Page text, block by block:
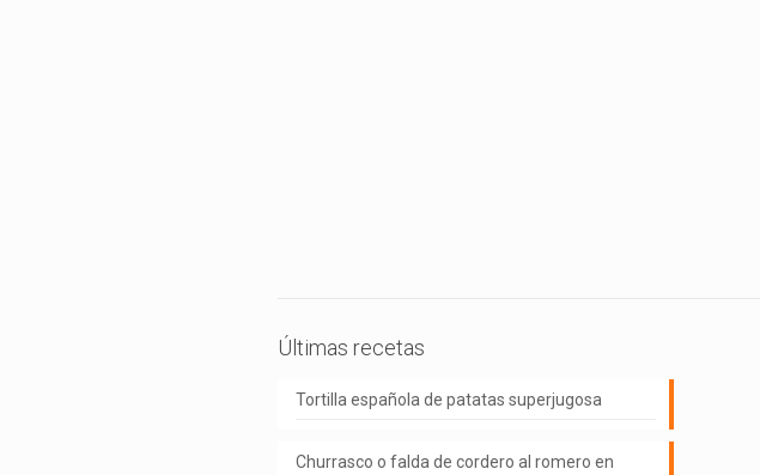
Últimas recetas
Tortilla española de patatas superjugosa
Churrasco o falda de cordero al romero en